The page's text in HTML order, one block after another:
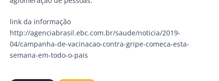
link da informação
http://agenciabrasil.ebc.com.br/saude/noticia/2019-
04/campanha-de-vacinacao-contra-gripe-comeca-esta-
semana-em-todo-o-pais